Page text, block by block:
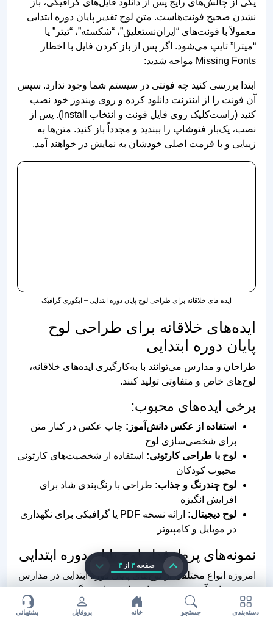
“میترا” تایپ می‌شود. اگر پس از باز کردن فایل با اخطار
Missing Fonts مواجه شدید:
ابتدا بررسی کنید چه فونتی در سیستم شما وجود ندارد. سپس
آن فونت را از اینترنت دانلود کرده و روی ویندوز خود نصب
نصب، یک‌بار فتوشاپ را ببندید و مجدداً باز کنید. متن‌ها به
زیبایی و با فرمت اصلی خودشان به نمایش در خواهند آمد.
ایده‌های خلاقانه برای طراحی لوح
پایان دوره ابتدایی
طراحان و مدارس می‌توانند با به‌کارگیری ایده‌های خلاقانه،
لوح‌های خاص و متفاوتی تولید کنند.
برخی ایده‌های محبوب:
استفاده از عکس دانش‌آموز:چاپ عکس در کنار متن
برای شخصی‌سازی لوح
لوح با طراحی کارتونی: استفاده از شخصیت‌های کارتونی
محبوب کودکان
لوح چندرنگ و جذاب:طراحی با رنگ‌بندی شاد برای
افزایش انگیزه
لوح دیجیتال:
در موبایل و کامپیوتر
نمونه‌های پرطرفدار لوح پایان دوره ابتدایی
امروزه انواع مختلفی از لوح‌های پایان دوره ابتدایی در مدارس
و موسسات آموزشی مورد استفاده قرار می‌گیرند.
لوح کلاسیک:با طرح رسمی و سنتی شامل مهر و امضا
لوح مدرن:طراحی دیجیتال با رنگ‌های جذاب و
المان‌های آموزشی
لوح سفارشی: طراحی اختصاصی برای هر مدرسه یا
دسته‌بندی جستجو خانه پروفایل پشتیبانی
صفحه۳ از۳